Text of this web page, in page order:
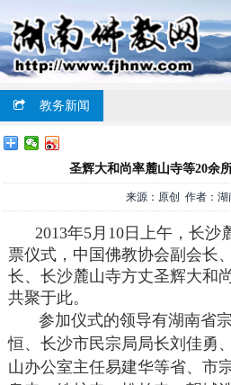
教务新闻
圣辉大和尚率麓山寺等20余
来源：原创 作者：湖
2013年5月10日上午，长沙
票仪式，中国佛教协会副会长
长、长沙麓山寺方丈圣辉大和
共聚于此。
参加仪式的领导有湖南省
恒、长沙市民宗局局长刘佳勇
山办公室主任易建华等省、市